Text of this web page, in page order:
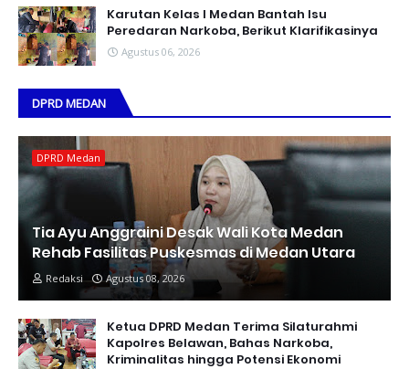
Karutan Kelas I Medan Bantah Isu
Peredaran Narkoba, Berikut Klarifikasinya
Agustus 06, 2026
DPRD MEDAN
DPRD Medan
Tia Ayu Anggraini Desak Wali Kota Medan
Rehab Fasilitas Puskesmas di Medan Utara
Redaksi Agustus 08, 2026
Ketua DPRD Medan Terima Silaturahmi
Kapolres Belawan, Bahas Narkoba,
Kriminalitas hingga Potensi Ekonomi